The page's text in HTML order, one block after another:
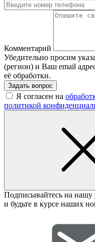
Комментарий
Убедительно просим
(регион) и Ваш email
её обработки.
Задать вопрос
Я согласен на
политикой
Подписывайтесь на нашу
и будьте в курсе наших